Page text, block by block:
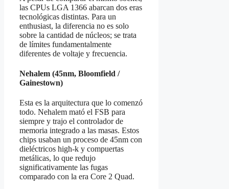
las CPUs LGA 1366 abarcan dos eras
tecnológicas distintas. Para un
enthusiast, la diferencia no es solo
sobre la cantidad de núcleos; se trata
de límites fundamentalmente
diferentes de voltaje y frecuencia.
Nehalem (45nm, Bloomfield /
Gainestown)
Esta es la arquitectura que lo comenzó
todo. Nehalem mató el FSB para
siempre y trajo el controlador de
memoria integrado a las masas. Estos
chips usaban un proceso de 45nm con
dieléctricos high-k y compuertas
metálicas, lo que redujo
significativamente las fugas
comparado con la era Core 2 Quad.